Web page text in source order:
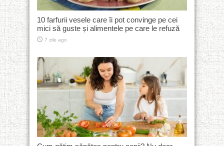
10 farfurii vesele care îi pot convinge pe cei
mici să guste și alimentele pe care le refuză
7 zile ago